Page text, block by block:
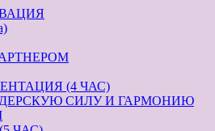
(4 ЧАС)
СИЛУ И ГАРМОНИЮ